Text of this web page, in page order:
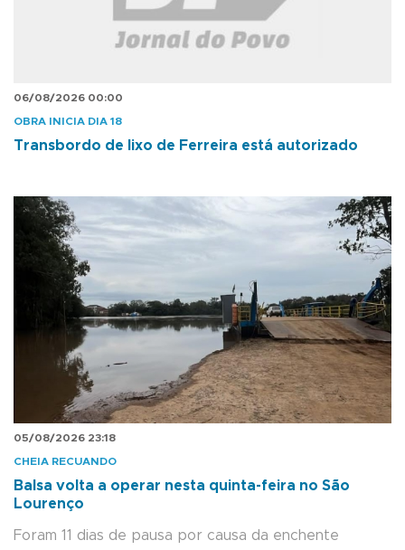
06/08/2026 00:00
OBRA INICIA DIA 18
Transbordo de lixo de Ferreira está autorizado
05/08/2026 23:18
CHEIA RECUANDO
Balsa volta a operar nesta quinta-feira no São
Lourenço
Foram 11 dias de pausa por causa da enchente